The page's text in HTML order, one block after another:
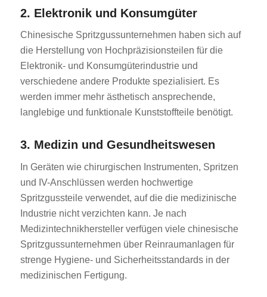
2. Elektronik und Konsumgüter
Chinesische Spritzgussunternehmen haben sich auf
die Herstellung von Hochpräzisionsteilen für die
Elektronik- und Konsumgüterindustrie und
verschiedene andere Produkte spezialisiert. Es
werden immer mehr ästhetisch ansprechende,
langlebige und funktionale Kunststoffteile benötigt.
3. Medizin und Gesundheitswesen
In Geräten wie chirurgischen Instrumenten, Spritzen
und IV-Anschlüssen werden hochwertige
Spritzgussteile verwendet, auf die die medizinische
Industrie nicht verzichten kann. Je nach
Medizintechnikhersteller verfügen viele chinesische
Spritzgussunternehmen über Reinraumanlagen für
strenge Hygiene- und Sicherheitsstandards in der
medizinischen Fertigung.